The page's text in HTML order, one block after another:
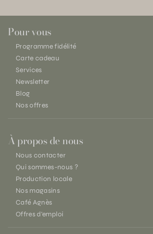
Pour vous
Programme fidélité
Carte cadeau
Services
Newsletter
Blog
Nos offres
À propos de nous
Nous contacter
Qui sommes-nous ?
Production locale
Nos magasins
Café Agnès
Offres d'emploi